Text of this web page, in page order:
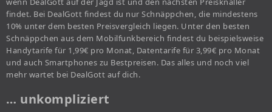
findet. Bei DealGott findest du nur Schnäppchen, die mindestens
10% unter dem besten Preisvergleich liegen. Unter den besten
Schnäppchen aus dem Mobilfunkbereich findest du beispielsweise
Handytarife für 1,99€ pro Monat, Datentarife für 3,99€ pro Monat
und auch Smartphones zu Bestpreisen. Das alles und noch viel
mehr wartet bei DealGott auf dich.
… unkompliziert